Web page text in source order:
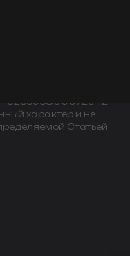
характер и не
Статьей